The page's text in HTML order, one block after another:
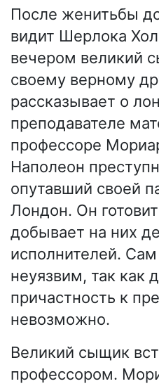
После женитьбы
видит Шерлока
вечером великий
своему верному
рассказывает о
преподавателе
профессоре
Наполеон
опутавший своей
Лондон. Он
добывает на них
исполнителей.
неуязвим, так как
причастность к
невозможно.
Великий сыщик
профессором.